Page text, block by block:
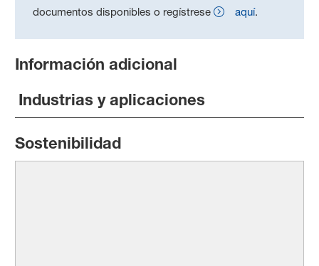
documentos disponibles o regístrese
aquí.
Información adicional
Industrias y aplicaciones
Sostenibilidad